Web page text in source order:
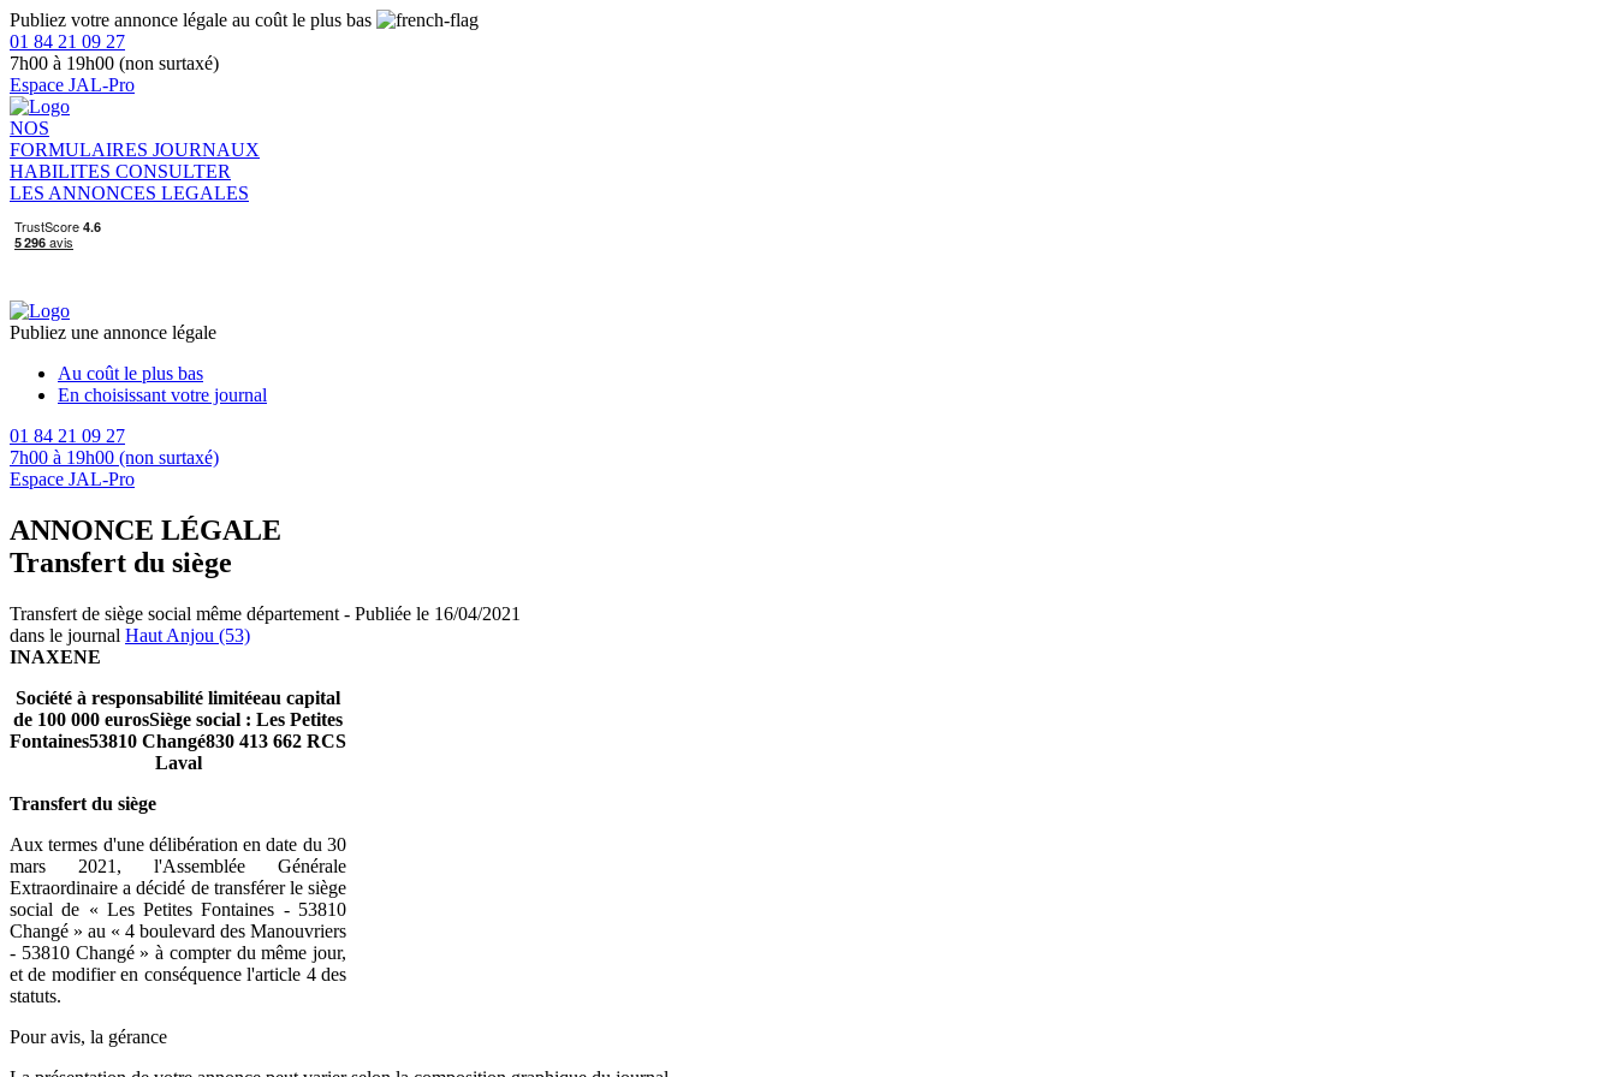
Publiez votre annonce légale au coût le plus bas
01 84 21 09 27
7h00 à 19h00 (non surtaxé)
Espace JAL-Pro
NOS
FORMULAIRES JOURNAUX
HABILITES CONSULTER
LES ANNONCES LEGALES
Publiez une annonce légale
Au coût le plus bas
En choisissant votre journal
01 84 21 09 27
7h00 à 19h00 (non surtaxé)
Espace JAL-Pro
ANNONCE LÉGALE
Transfert du siège
Transfert de siège social même département - Publiée le 16/04/2021
dans le journal Haut Anjou (53)
INAXENE
Société à responsabilité limitéeau capital
de 100 000 eurosSiège social : Les Petites
Fontaines53810 Changé830 413 662 RCS
Laval
Transfert du siège
Aux termes d'une délibération en date du 30
mars 2021, l'Assemblée Générale
Extraordinaire a décidé de transférer le siège
social de « Les Petites Fontaines - 53810
Changé » au « 4 boulevard des Manouvriers
- 53810 Changé » à compter du même jour,
et de modifier en conséquence l'article 4 des
statuts.
Pour avis, la gérance